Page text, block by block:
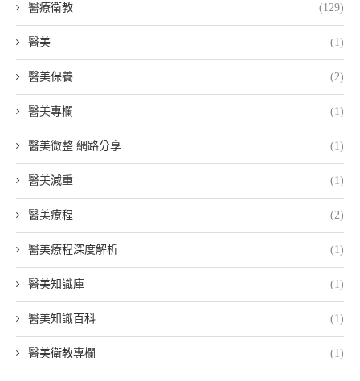
醫療衛教 (129)
醫美 (1)
醫美保養 (2)
醫美專欄 (1)
醫美微整 網路分享 (1)
醫美減重 (1)
醫美療程 (2)
醫美療程深度解析 (1)
醫美知識庫 (1)
醫美知識百科 (1)
醫美衛教專欄 (1)